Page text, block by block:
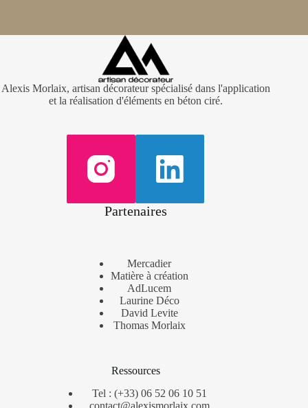
Alexis Morlaix, artisan décorateur spécialisé dans l'application
et la réalisation d'éléments en béton ciré.
Partenaires
Mercadier
Matière à création
AdLucem
Laurine Déco
David Levite
Thomas Morlaix
Ressources
Tel : (+33) 06 52 06 10 51
contact@alexismorlaix.com